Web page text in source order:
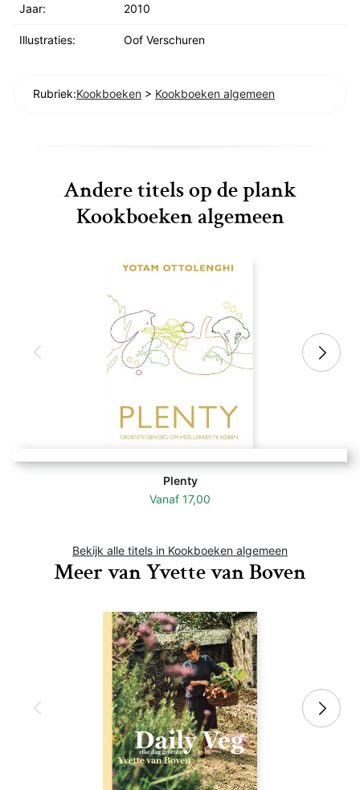
Jaar: 2010
Illustraties: Oof Verschuren
Rubriek:Kookboeken > Kookboeken algemeen
Andere titels op de plank
Kookboeken algemeen
Plenty
Vanaf 17,00
Bekijk alle titels in Kookboeken algemeen
Meer van Yvette van Boven